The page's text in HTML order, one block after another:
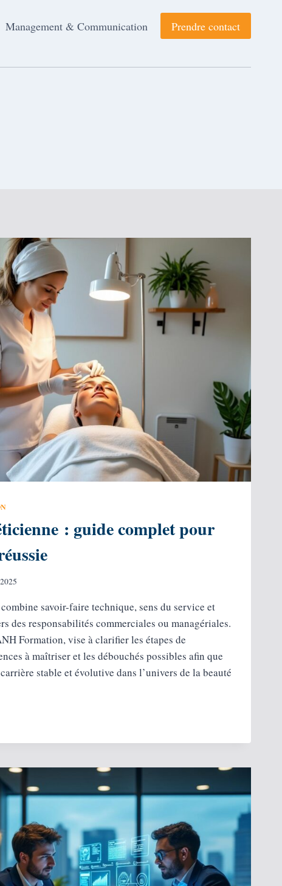
Management & Communication Prendre contact
: guide complet pour
savoir-faire technique, sens du service et
des responsabilités commerciales ou managériales.
Formation, vise à clarifier les étapes de
à maîtriser et les débouchés possibles afin que
stable et évolutive dans l’univers de la beauté